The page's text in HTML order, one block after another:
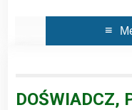
DOŚWIADCZ,